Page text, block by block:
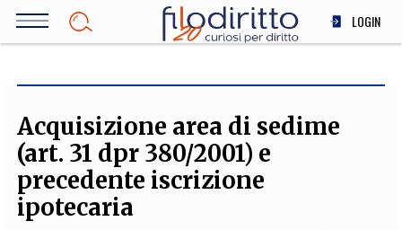
Salta
LOGIN
SOCIETÀ
MEDICINA
SCIENZA
Acquisizione area di sedime
(art. 31 dpr 380/2001) e
precedente iscrizione
ipotecaria